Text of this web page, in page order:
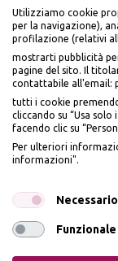
Accettiamo
Seguici sui
Utilizziamo cookie
per la navigazione),
profilazione (relativi
mostrarti pubblicità
pagine del sito. Il
contattabile all'email:
tutti i cookie
cliccando su “Usa
facendo clic su
Per ulteriori
informazioni".
Necessario
Funzionale
PIÙME
IL10% DI
dell’art. 13 del Reg UE 2016/679 e